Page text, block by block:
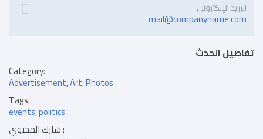
البريد الإلكتروني
mail@companyname.com
تفاصيل الحدث
Category:
Advertisement Art Photos
Tags:
events politics
شارك المحتوي :